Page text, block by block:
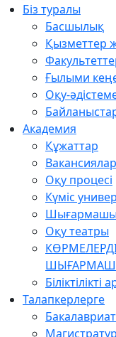
Біз туралы
Басшылық
Қызметтер
Ғылыми
Оқу-
Академия
Құжаттар
Вакансиялар
Оқу процесі
Күміс
Оқу театры
Біліктілікті
Талапкерлерге
Бакалавриат